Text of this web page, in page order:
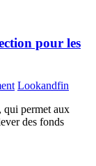
pour les
Lookandfin
qui permet aux
des fonds